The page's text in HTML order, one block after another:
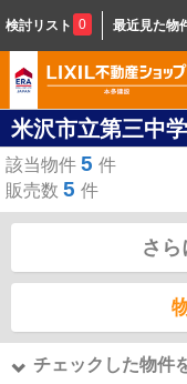
検討リスト 0 最近見た物
米沢市立第三中
該当物件 5 件
販売数 5 件
さ
チェックした物件